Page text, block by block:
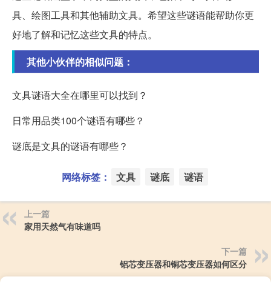
具、绘图工具和其他辅助文具。希望这些谜语能帮助你更
好地了解和记忆这些文具的特点。
其他小伙伴的相似问题：
文具谜语大全在哪里可以找到？
日常用品类100个谜语有哪些？
谜底是文具的谜语有哪些？
网络标签： 文具 谜底 谜语
上一篇
家用天然气有味道吗
下一篇
铝芯变压器和铜芯变压器如何区分